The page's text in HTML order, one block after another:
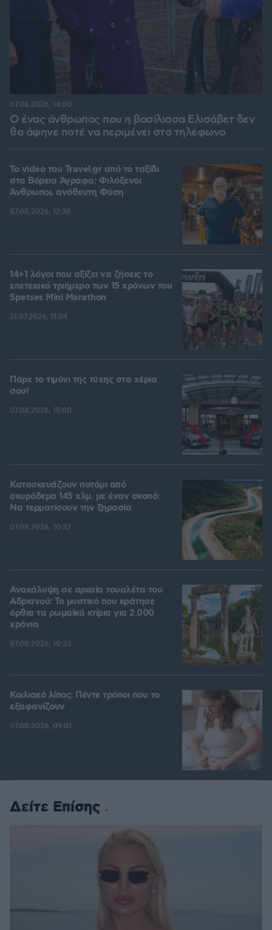
Ο ένας άνθρωπος που η βασίλισσα Ελισάβετ δεν
θα άφηνε ποτέ να περιμένει στο τηλέφωνο
07.08.2026, 14:00
To video του Travel.gr από το ταξίδι
στα Βόρεια Άγραφα: Φιλόξενοι
Άνθρωποι, ανόθευτη Φύση
07.08.2026, 12:38
14+1 λόγοι που αξίζει να ζήσεις το
επετειακό τριήμερο των 15 χρόνων του
Spetses Mini Marathon
31.07.2026, 11:04
Πάρε το τιμόνι της τύχης στα χέρια
σου!
07.08.2026, 15:00
Κατασκευάζουν ποτάμι από
σκυρόδεμα 145 χλμ. με έναν σκοπό:
Να τερματίσουν την ξηρασία
07.08.2026, 10:32
Ανακάλυψη σε αρχαία τουαλέτα του
Αδριανού: Το μυστικό που κράτησε
όρθια τα ρωμαϊκά κτίρια για 2.000
χρόνια
07.08.2026, 10:33
Κοιλιακό λίπος: Πέντε τρόποι που το
εξαφανίζουν
07.08.2026, 09:01
Δείτε Επίσης